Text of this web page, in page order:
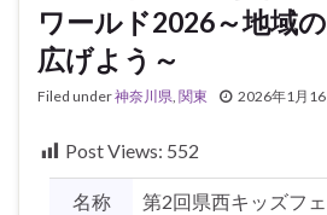
ワールド2026～地域
広げよう～
Filed under神奈川県, 関東 2026年1月16
Post Views: 552
名称
第2回県西キッズフ